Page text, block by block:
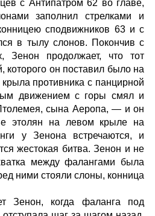
с Антипатром 62 во главе,
заполнил стрелками и
сподвижников 63 и с
в тылу слонов. Покончив с
Зенон продолжает, что тот
он поставил было на
противника с панцирной
движением с горы смял и
сына Аеропа, — и он
этолян на левом крыле на
у Зенона встречаются, и
жестокая битва. Зенон и не
между фалангами была
ними стояли слоны, конница
Зенон, когда фаланга под